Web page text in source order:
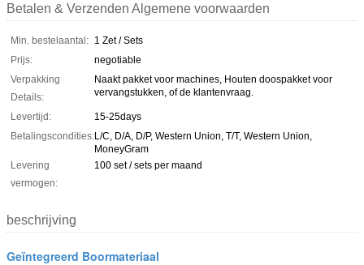
Betalen & Verzenden Algemene voorwaarden
Min. bestelaantal: 1 Zet / Sets
Prijs:
negotiable
Verpakking
Details:
Naakt pakket voor machines, Houten doospakket voor
vervangstukken, of de klantenvraag.
Levertijd:
15-25days
Betalingscondities:L/C, D/A, D/P, Western Union, T/T, Western Union,
MoneyGram
Levering
vermogen:
100 set / sets per maand
beschrijving
Geïntegreerd Boormateriaal